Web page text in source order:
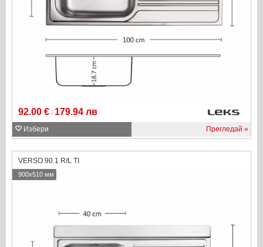
92.00 € / 179.94 лв
Избери Прегледай
VERSO 90.1 R/L TI
900x510 мм